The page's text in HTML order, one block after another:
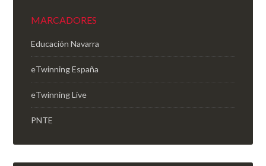
MARCADORES
Educación Navarra
eTwinning España
eTwinning Live
PNTE